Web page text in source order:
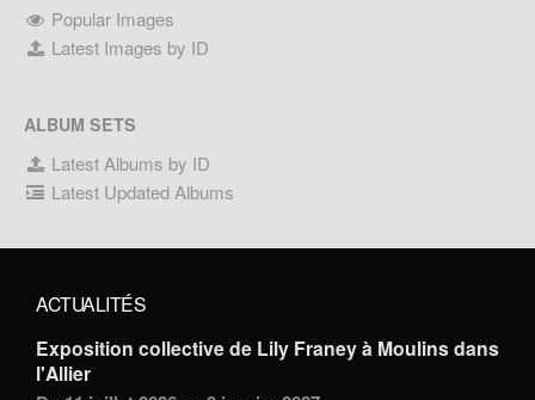
Popular Images
Latest Images by ID
ALBUM SETS
Latest Albums by ID
Latest Updated Albums
ACTUALITÉS
Exposition collective de Lily Franey à Moulins dans
l'Allier